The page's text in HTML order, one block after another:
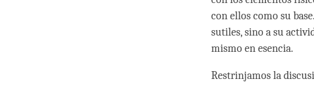
con ellos como su
sutiles, sino a su
mismo en esencia.
Restrinjamos la